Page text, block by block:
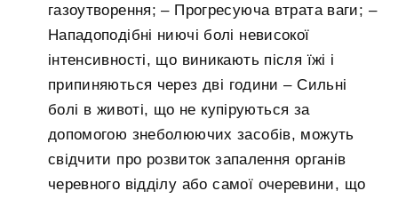
газоутворення; – Прогресуюча втрата ваги; –
Нападоподібні ниючі болі невисокої
інтенсивності, що виникають після їжі і
припиняються через дві години – Сильні
болі в животі, що не купіруються за
допомогою знеболюючих засобів, можуть
свідчити про розвиток запалення органів
черевного відділу або самої очеревини, що